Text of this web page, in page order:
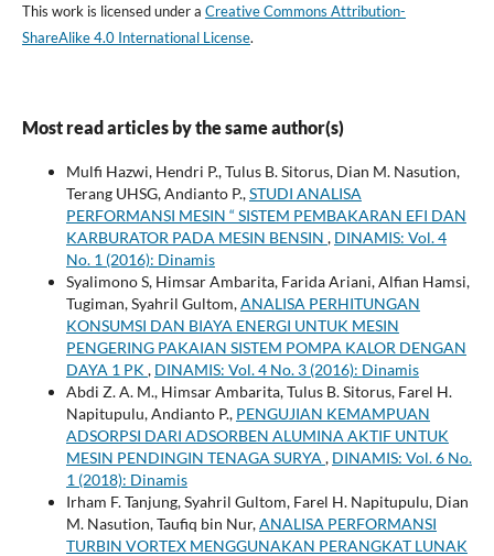
This work is licensed under a Creative Commons Attribution-
ShareAlike 4.0 International License.
Most read articles by the same author(s)
Mulfi Hazwi, Hendri P., Tulus B. Sitorus, Dian M. Nasution,
Terang UHSG, Andianto P.,STUDI ANALISA
PERFORMANSI MESIN “ SISTEM PEMBAKARAN EFI DAN
KARBURATOR PADA MESIN BENSIN , DINAMIS: Vol. 4
No. 1 (2016): Dinamis
Syalimono S, Himsar Ambarita, Farida Ariani, Alfian Hamsi,
Tugiman, Syahril Gultom,ANALISA PERHITUNGAN
KONSUMSI DAN BIAYA ENERGI UNTUK MESIN
PENGERING PAKAIAN SISTEM POMPA KALOR DENGAN
DAYA 1 PK , DINAMIS: Vol. 4 No. 3 (2016): Dinamis
Abdi Z. A. M., Himsar Ambarita, Tulus B. Sitorus, Farel H.
Napitupulu, Andianto P., PENGUJIAN KEMAMPUAN
ADSORPSI DARI ADSORBEN ALUMINA AKTIF UNTUK
MESIN PENDINGIN TENAGA SURYA , DINAMIS: Vol. 6 No.
1 (2018): Dinamis
Irham F. Tanjung, Syahril Gultom, Farel H. Napitupulu, Dian
M. Nasution, Taufiq bin Nur,ANALISA PERFORMANSI
TURBIN VORTEX MENGGUNAKAN PERANGKAT LUNAK